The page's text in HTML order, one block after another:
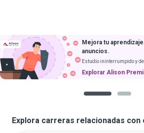
Mejora tu
anuncios.
Estudio ininterrumpido y
Explorar Alison
Explora carreras relacionadas con